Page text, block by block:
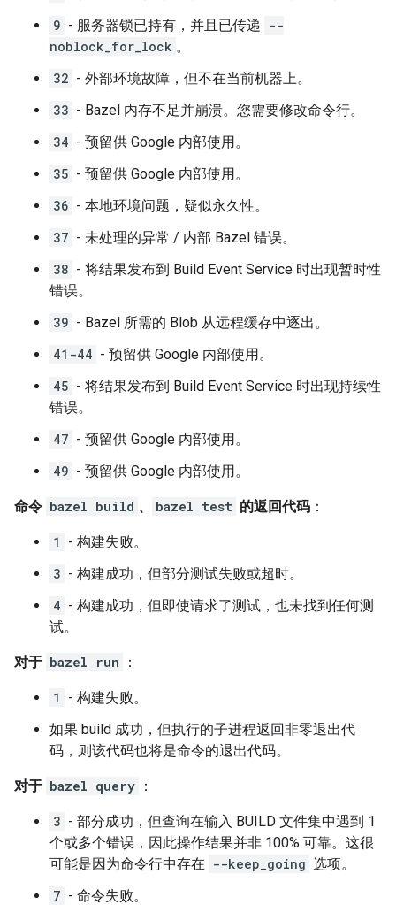
9 - 服务器锁已持有，并且已传递 --
noblock_for_lock 。
32 - 外部环境故障，但不在当前机器上。
33 - Bazel 内存不足并崩溃。您需要修改命令行。
34 - 预留供 Google 内部使用。
35 - 预留供 Google 内部使用。
36 - 本地环境问题，疑似永久性。
37 - 未处理的异常 / 内部 Bazel 错误。
38 - 将结果发布到 Build Event Service 时出现暂时性
错误。
39 - Bazel 所需的 Blob 从远程缓存中逐出。
41-44 - 预留供 Google 内部使用。
45 - 将结果发布到 Build Event Service 时出现持续性
错误。
47 - 预留供 Google 内部使用。
49 - 预留供 Google 内部使用。
命令 bazel build 、 bazel test 的返回代码 ：
1
- 构建失败。
3 - 构建成功，但部分测试失败或超时。
4 - 构建成功，但即使请求了测试，也未找到任何测
试。
对于 bazel run ：
1
- 构建失败。
如果 build 成功，但执行的子进程返回非零退出代
码，则该代码也将是命令的退出代码。
对于 bazel query ：
3 - 部分成功，但查询在输入 BUILD 文件集中遇到 1
个或多个错误，因此操作结果并非 100% 可靠。这很
可能是因为命令行中存在 --keep_going 选项。
7 - 命令失败。